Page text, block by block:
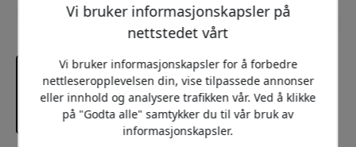
Vi bruker informasjonskapsler på
nettstedet vårt
Vi bruker informasjonskapsler for å forbedre
nettleseropplevelsen din, vise tilpassede annonser
eller innhold og analysere trafikken vår. Ved å klikke
på "Godta alle" samtykker du til vår bruk av
informasjonskapsler.